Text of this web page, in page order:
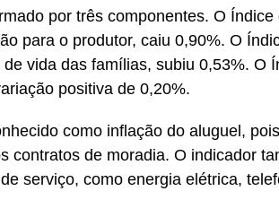
por três componentes. O
para o produtor, caiu 0,90%. O
de vida das famílias, subiu 0,53%. O
positiva de 0,20%.
como inflação do aluguel,
contratos de moradia. O indicador
serviço, como energia elétrica,